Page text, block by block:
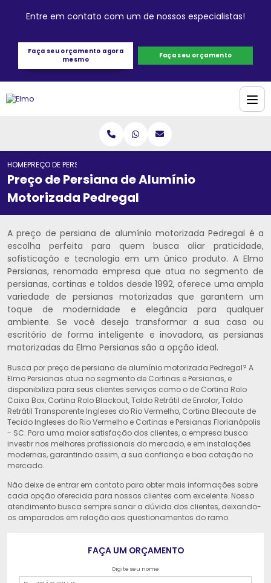
Entre em contato com um de nossos especialistas!
Faça seu orçamento agora
mesmo
Faça seu orçamento
HOMEPREÇO DE PERSIANA DE ALUMÍNIO MOTORIZADA PEDREGAL
Preço de Persiana de Alumínio
Motorizada Pedregal
A preço de persiana de alumínio motorizada Pedregal é a
escolha perfeita para quem busca aliar praticidade,
sofisticação e tecnologia em um único produto. A Elmo
Persianas, renomada empresa que atua no segmento de
persianas, cortinas e toldos desde 1992, oferece uma ampla
variedade de persianas motorizadas que garantem um
toque de modernidade e elegância para qualquer
ambiente. Se você deseja transformar a sua casa ou
escritório de forma inteligente e inovadora, as persianas
motorizadas da Elmo Persianas são a opção ideal.
Busca por preço de persiana de alumínio motorizada Pedregal? A
Elmo Persianas atua no segmento de Cortinas e Persianas, e
disponibiliza para seus clientes serviços como o de Cortina Rolo
Caixa Box, Cortina Rolo Blackout, Toldo Retrátil de Enrolar, Toldo
Retrátil Transparente Ingleses do Rio Vermelho, Cortina Blecaute de
Tecido Ingleses do Rio Vermelho e Cortinas e Persianas Florianópolis
- SC. Para uma maior satisfação dos clientes, a empresa busca
investir nos melhores profissionais do mercado, e em instalações
modernas, garantindo assim, a sua confiança e boa cotação no
mercado.
Não deixe de entrar em contato para obter mais informações sobre
cada opção oferecida para nossos clientes com excelente. Nosso
atendimento busca sempre sanar a dúvida dos clientes, deixando-
os amparados em relação aos questionamentos do ramo.
FAÇA UM ORÇAMENTO
Digite seu nome